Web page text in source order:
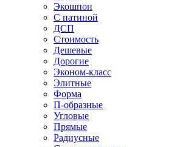
Экошпон
С патиной
ДСП
Стоимость
Дешевые
Дорогие
Эконом-класс
Элитные
Форма
П-образные
Угловые
Прямые
Радиусные